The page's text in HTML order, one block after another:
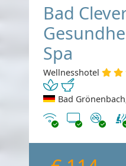
Bad
Spa
Wellnesshotel
Bad
Internet
TV